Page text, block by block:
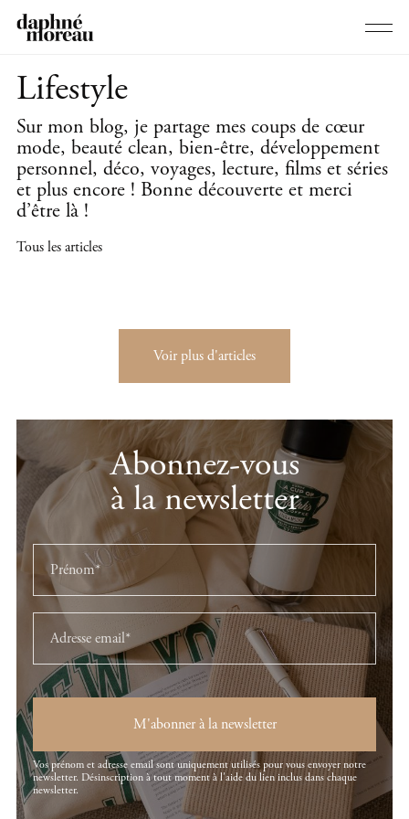
Lifestyle
Sur mon blog, je partage mes coups de cœur
mode, beauté clean, bien-être, développement
personnel, déco, voyages, lecture, films et séries
et plus encore ! Bonne découverte et merci
d’être là !
Tous les articles
Voir plus d'articles
Abonnez-vous
à la newsletter
M'abonner à la newsletter
Vos prénom et adresse email sont uniquement utilisés pour vous envoyer notre
newsletter. Désinscription à tout moment à l'aide du lien inclus dans chaque
newsletter.